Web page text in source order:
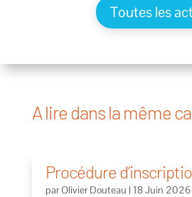
Toutes les
A lire dans la même
Procédure
parOlivier Douteau | 18 Juin 2026